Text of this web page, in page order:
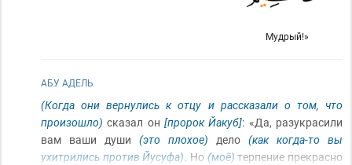
Мудрый!»
АБУ АДЕЛЬ
(Когда они вернулись к отцу и рассказали о том, что
произошло) сказал он [пророк Йакуб]: «Да, разукрасили
вам ваши души (это плохое) дело (как когда-то вы
ухитрились против Йусуфа). Но (моё) терпение прекрасно